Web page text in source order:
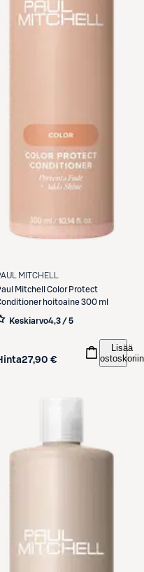
MITCHELL
Mitchell
Color Protect
hoitoaine 300 ml
Keskiarvo4,3 / 5
27,90 €
Lisää
ostoskoriin